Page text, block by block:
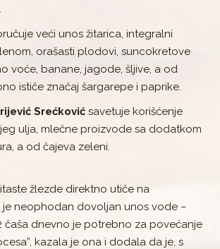
veći unos žitarica, integralni
orašasti plodovi, suncokretove
voće, banane, jagode, šljive, a od
ističe značaj šargarepe i paprike.
Srećković savetuje korišćenje
ulja, mlečne proizvode sa dodatkom
a od čajeva zeleni.
žlezde direktno utiče na
neophodan dovoljan unos vode –
čaša dnevno je potrebno za povećanje
kazala je ona i dodala da je, s